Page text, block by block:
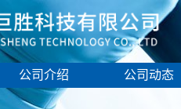
公司介绍 公司动态